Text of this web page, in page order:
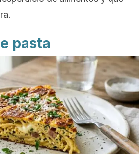
pasta